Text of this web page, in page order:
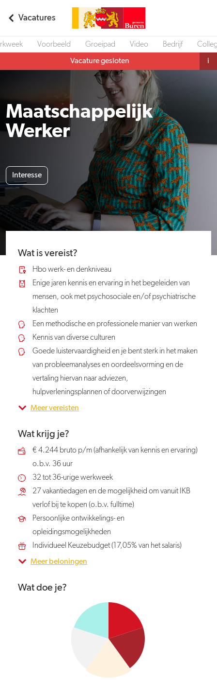
Vacatures
Voorbeeld Groeipad Video Bedrijf
Vacature gesloten i
Maatschappelijk
Werker
Interesse
Wat is vereist?
Hbo werk- en denkniveau
Enige jaren kennis en ervaring in het begeleiden van
mensen, ook met psychosociale en/of psychiatrische
klachten
Een methodische en professionele manier van werken
Kennis van diverse culturen
Goede luistervaardigheid en je bent sterk in het maken
van probleemanalyses en oordeelsvorming en de
vertaling hiervan naar adviezen,
hulpverleningsplannen of doorverwijzingen
Meer vereisten
Wat krijg je?
€ 4.244 bruto p/m (afhankelijk van kennis en ervaring)
o.b.v. 36 uur
32 tot 36-urige werkweek
27 vakantiedagen en de mogelijkheid om vanuit IKB
verlof bij te kopen (o.b.v. fulltime)
Persoonlijke ontwikkelings- en
opleidingsmogelijkheden
Individueel Keuzebudget (17,05% van het salaris)
Meer beloningen
Wat doe je?